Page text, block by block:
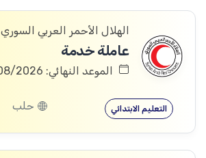
الهلال الأحمر العربي السوري
عاملة خدمة
الموعد النهائي: 17/08/2026
التعليم الابتدائي حلب